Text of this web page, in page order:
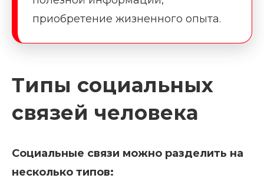
приобретение жизненного опыта.
Типы социальных
связей человека
Социальные связи можно разделить на
несколько типов: